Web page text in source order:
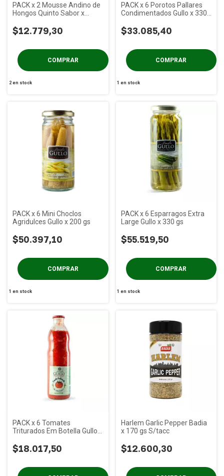
PACK x 2 Mousse Andino de
Hongos Quinto Sabor x
$12.779,30
2en stock
PACK x 6 Porotos Pallares
Condimentados Gullo x 330
$33.085,40
1 en stock
PACK x 6 Mini Choclos
Agridulces Gullo x 200 gs
$50.397,10
1 en stock
PACK x 6 Esparragos Extra
Large Gullo x 330 gs
$55.519,50
1 en stock
PACK x 6 Tomates
Triturados Em Botella Gullo x
$18.017,50
Harlem Garlic Pepper Badia
x 170 gs S/tacc
$12.600,30